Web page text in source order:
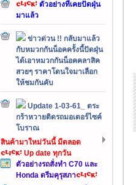
ตัวอย่างที่เคยปัดฝุ่น
มาแล้ว
ข่าวด่วน !! กลับมาแล้ว
กับหมวกกันน็อคครั้งนี้ปัดฝุ่น
ได้เอาหมวกกันน็อคคลาสิค
สวยๆ ราคาโดนใจมาเลือก
ให้ชมกันคับ
Update 1-03-61_ ตระ
กร้าหวายติดรถมอเตอร์ไซค์
โบราณ
สินค้ามาใหม่วันนี้ มีตลอด
Up date ทุกวัน
ตัวอย่างรถสั่งทำ C70 และ
Honda ดรีมคุรุสภา